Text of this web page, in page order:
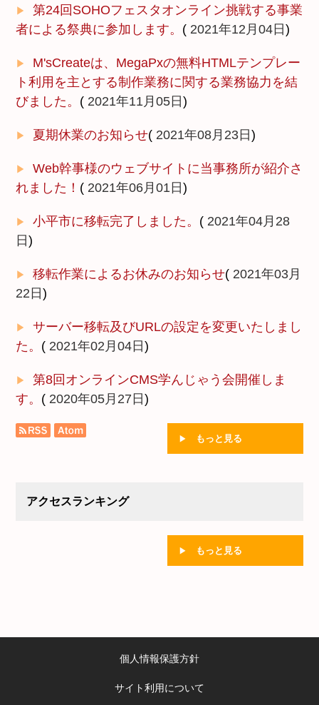
第24回SOHOフェスタオンライン挑戦する事業
者による祭典に参加します。 ( 2021年12月04日)
M'sCreateは、MegaPxの無料HTMLテンプレー
ト利用を主とする制作業務に関する業務協力を結
びました。 ( 2021年11月05日)
夏期休業のお知らせ( 2021年08月23日)
Web幹事様のウェブサイトに当事務所が紹介さ
れました！ ( 2021年06月01日)
小平市に移転完了しました。 ( 2021年04月28
日)
移転作業によるお休みのお知らせ( 2021年03月
22日)
サーバー移転及びURLの設定を変更いたしまし
た。 ( 2021年02月04日)
第8回オンラインCMS学んじゃう会開催しま
す。 ( 2020年05月27日)
もっと見る
アクセスランキング
もっと見る
個人情報保護方針
サイト利用について